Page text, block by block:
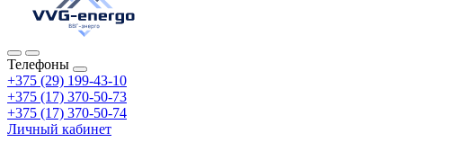
Телефоны
+375 (29) 199-43-10
+375 (17) 370-50-73
+375 (17) 370-50-74
Личный кабинет